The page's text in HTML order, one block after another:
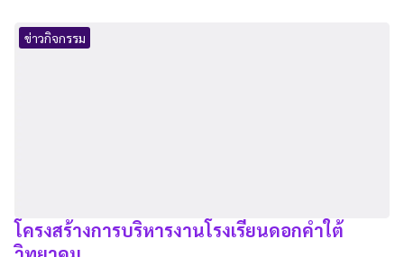
ข่าวกิจกรรม
โครงสร้างการบริหารงานโรงเรียนดอกคำใต้